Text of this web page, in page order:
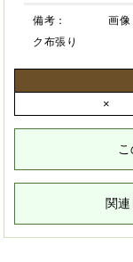
備考：
画像
ク布張り
×
関